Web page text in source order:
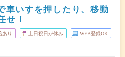
車いすを押したり、移動
せ！
あり 土日祝日が休み WEB登録OK